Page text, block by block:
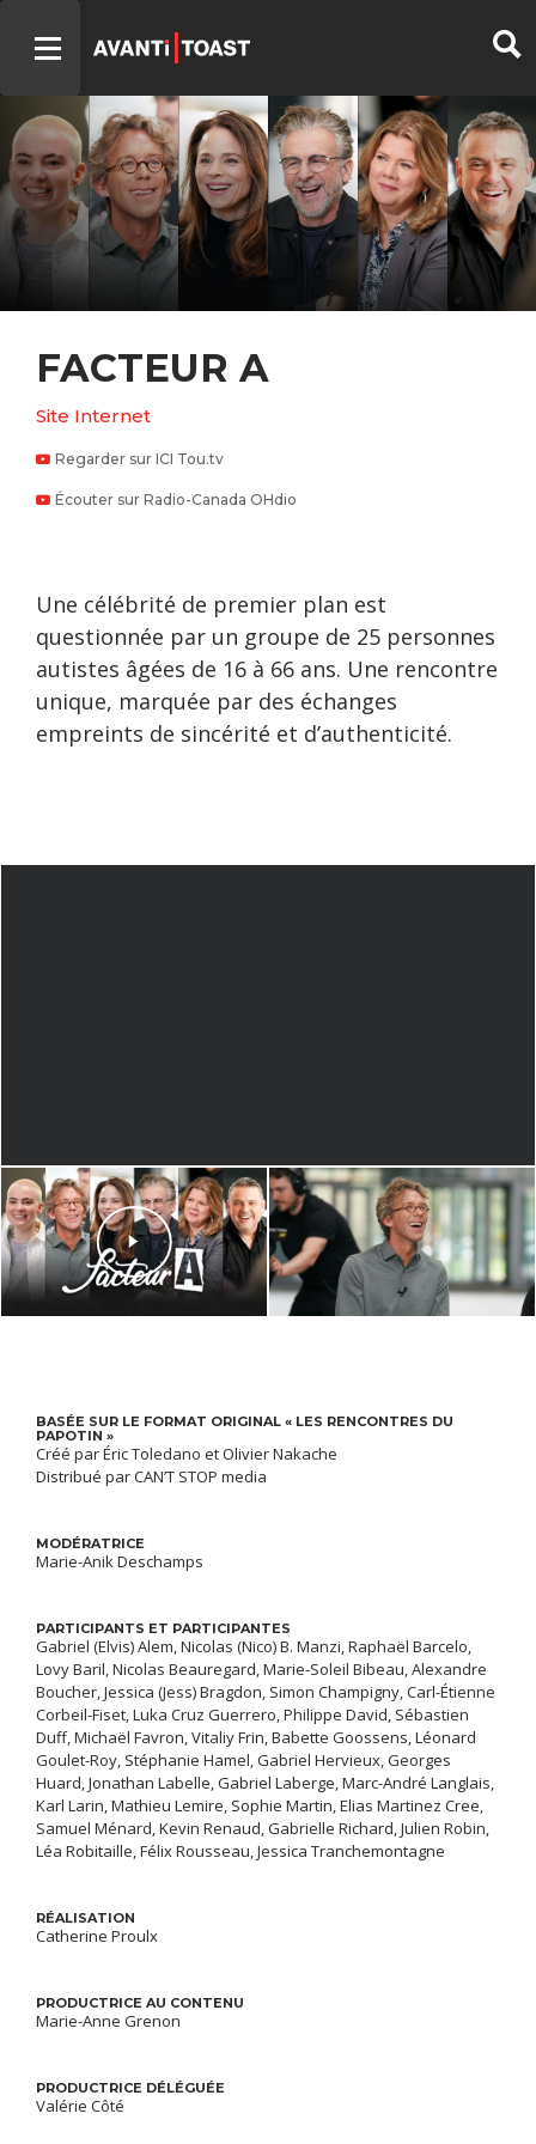
FACTEUR A
Site Internet
Regarder sur ICI Tou.tv
Écouter sur Radio-Canada OHdio
Une célébrité de premier plan est
questionnée par un groupe de 25 personnes
autistes âgées de 16 à 66 ans. Une rencontre
unique, marquée par des échanges
empreints de sincérité et d’authenticité.
BASÉE SUR LE FORMAT ORIGINAL « LES RENCONTRES DU
PAPOTIN »
Créé par Éric Toledano et Olivier Nakache
Distribué par CAN’T STOP media
MODÉRATRICE
Marie-Anik Deschamps
PARTICIPANTS ET PARTICIPANTES
Gabriel (Elvis) Alem, Nicolas (Nico) B. Manzi, Raphaël Barcelo,
Lovy Baril, Nicolas Beauregard, Marie-Soleil Bibeau, Alexandre
Boucher, Jessica (Jess) Bragdon, Simon Champigny, Carl-Étienne
Corbeil-Fiset, Luka Cruz Guerrero, Philippe David, Sébastien
Duff, Michaël Favron, Vitaliy Frin, Babette Goossens, Léonard
Goulet-Roy, Stéphanie Hamel, Gabriel Hervieux, Georges
Huard, Jonathan Labelle, Gabriel Laberge, Marc-André Langlais,
Karl Larin, Mathieu Lemire, Sophie Martin, Elias Martinez Cree,
Samuel Ménard, Kevin Renaud, Gabrielle Richard, Julien Robin,
Léa Robitaille, Félix Rousseau, Jessica Tranchemontagne
RÉALISATION
Catherine Proulx
PRODUCTRICE AU CONTENU
Marie-Anne Grenon
PRODUCTRICE DÉLÉGUÉE
Valérie Côté